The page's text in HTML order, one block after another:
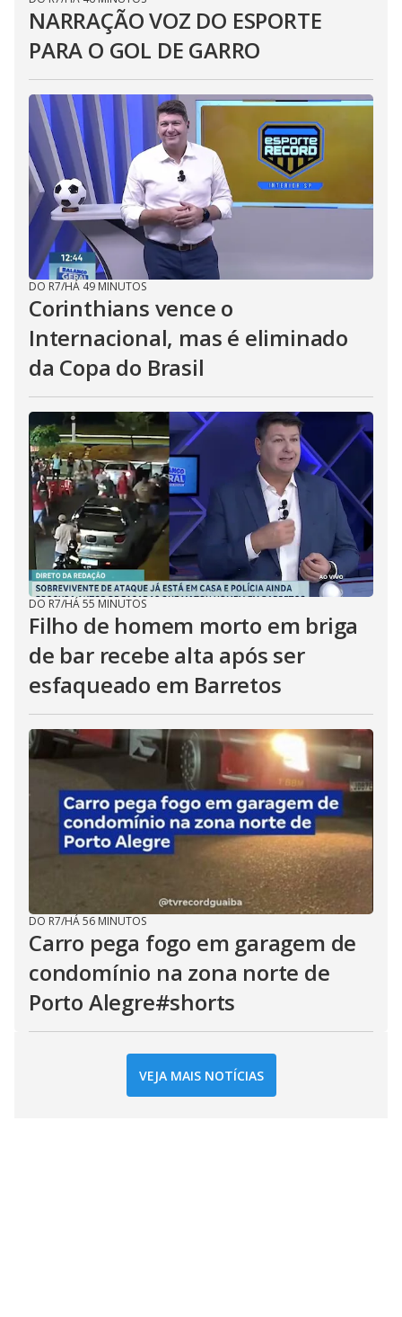
NARRAÇÃO VOZ DO ESPORTE
PARA O GOL DE GARRO
DO R7/HÁ 49 MINUTOS
Corinthians vence o
Internacional, mas é eliminado
da Copa do Brasil
DO R7/HÁ 55 MINUTOS
Filho de homem morto em briga
de bar recebe alta após ser
esfaqueado em Barretos
DO R7/HÁ 56 MINUTOS
Carro pega fogo em garagem de
condomínio na zona norte de
Porto Alegre#shorts
VEJA MAIS NOTÍCIAS